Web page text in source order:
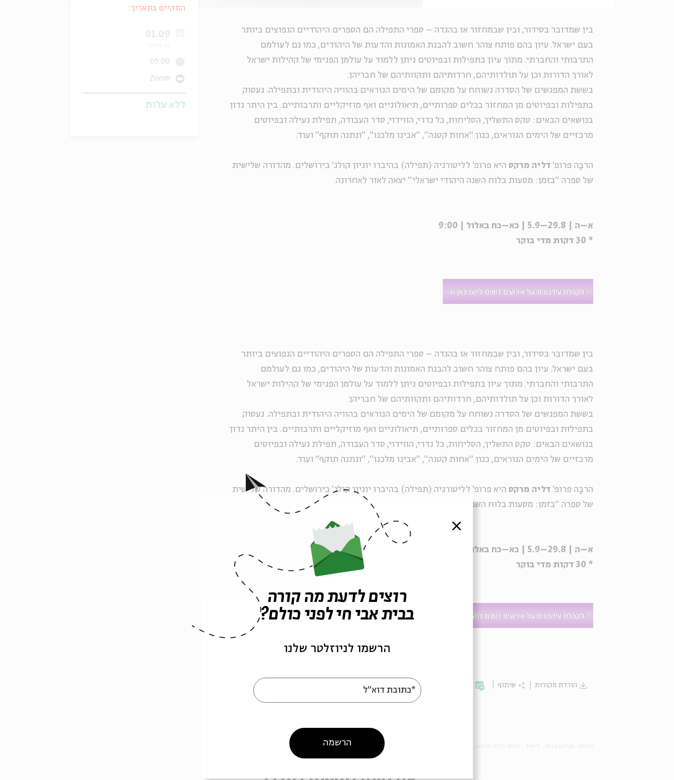
בין שמדובר בסידור, ובין שבמחזור או בהגדה – ספרי התפילה הם הספרים היהודיים הנפוצים ביותר
בעם ישראל. עיון בהם פותח צוהר חשוב להבנת האמונות והדעות של היהודים, כמו גם לעולמם
התרבותי והחברתי. מתוך עיון בתפילות ובפיוטים ניתן ללמוד על עולמן הפנימי של קהילות ישראל
לאורך הדורות וכן על תולדותיהם, חרדותיהם ותקוותיהם של חבריהן.
בששת המפגשים של הסדרה נשוחח על מקומם של הימים הנוראים בהוויה היהודית ובתפילה. נעסוק
בתפילות ובפיוטים מן המחזור בכלים ספרותיים, תיאולוגיים ואף מוזיקליים ותרבותיים. בין היתר נדון
בנושאים הבאים: טקס התשליך, הסליחות, כל נדרי, הווידוי, סדר העבודה, תפילת נעילה ובפיוטים
מרכזיים של הימים הנוראים, כגון "אחות קטנה", "אבינו מלכנו", "ונתנה תוקף" ועוד.
הרבָּה פרופ' דליה מרקס היא פרופ' לליטורגיה (תפילה) בהיברו יוניון קולג' בירושלים. מהדורה שלישית
של ספרה "בזמן: מסעות בלוח השנה היהודי ישראלי" יצאה לאור לאחרונה.
א–ה | 29.8–5.9 | כא–כח באלול | 9:00
* 30 דקות מדי בוקר
בין שמדובר בסידור, ובין שבמחזור או בהגדה – ספרי התפילה הם הספרים היהודיים הנפוצים ביותר
בעם ישראל. עיון בהם פותח צוהר חשוב להבנת האמונות והדעות של היהודים, כמו גם לעולמם
התרבותי והחברתי. מתוך עיון בתפילות ובפיוטים ניתן ללמוד על עולמן הפנימי של קהילות ישראל
לאורך הדורות וכן על תולדותיהם, חרדותיהם ותקוותיהם של חבריהן.
בששת המפגשים של הסדרה נשוחח על מקומם של הימים הנוראים בהוויה היהודית ובתפילה. נעסוק
בתפילות ובפיוטים מן המחזור בכלים ספרותיים, תיאולוגיים ואף מוזיקליים ותרבותיים. בין היתר נדון
בנושאים הבאים: טקס התשליך, הסליחות, כל נדרי, הווידוי, סדר העבודה, תפילת נעילה ובפיוטים
מרכזיים של הימים הנוראים, כגון "אחות קטנה", "אבינו מלכנו", "ונתנה תוקף" ועוד.
הרבָּה פרופ' דליה מרקס היא פרופ' לליטורגיה (תפילה) בהיברו יוניון קולג' בירושלים. מהדורה שלישית
של ספרה "בזמן: מסעות בלוח השנה היהודי ישראלי" יצאה לאור לאחרונה.
א–ה | 29.8–5.9 | כא–כח באלול | 9:00
* 30 דקות מדי בוקר
הורדת מקורות שיתוף הרשמה לאירועים דומים
סדרת שיעורי בוקר שיעור בוקר
התקיים בתאריך:
01.09
09:00
Zoom
ללא עלות
סגור
רוצים לדעת מה קורה
בבית אבי חי לפני כולם?
הרשמו לניוזלטר שלנו
*כתובת דוא"ל
הרשמה